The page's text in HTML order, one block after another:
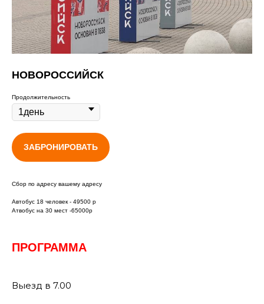
НОВОРОССИЙСК
Продолжительность
ЗАБРОНИРОВАТЬ
Сбор по адресу вашему адресу
Автобус 18 человек - 49500 р
Атвобус на 30 мест -65000р
ПРОГРАММА
Выезд в 7.00